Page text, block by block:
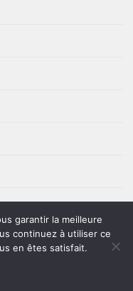
garantir la meilleure
continuez à utiliser ce
en êtes satisfait.